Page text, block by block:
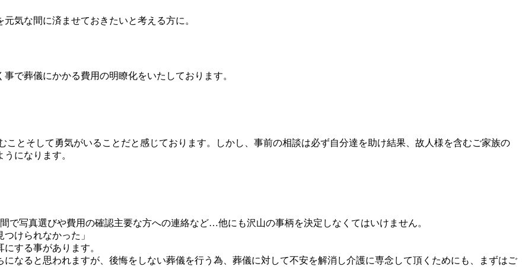
気な間に済ませておきたいと考える方に。
で葬儀にかかる費用の明瞭化をいたしております。
ことそして勇気がいることだと感じております。しかし、事前の相談は必ず自分達を助け結果、故人様を含むご家族の
になります。
で写真選びや費用の確認主要な方への連絡など…他にも沢山の事柄を決定しなくてはいけません。
けられなかった」
する事があります。
なると思われますが、後悔をしない葬儀を行う為、葬儀に対して不安を解消し介護に専念して頂くためにも、まずはご